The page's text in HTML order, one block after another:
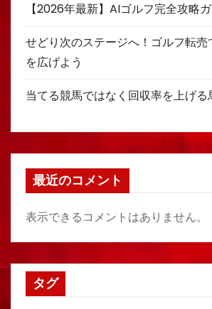
【2026年最新】AIゴルフ完全攻略
せどり次のステージへ！ゴルフ転売
を広げよう
当てる競馬ではなく回収率を上げる
最近のコメント
表示できるコメントはありません。
タグ